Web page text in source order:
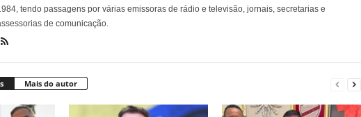
tendo passagens por várias emissoras de rádio e televisão, jornais, secretarias e
de comunicação.
Mais do autor